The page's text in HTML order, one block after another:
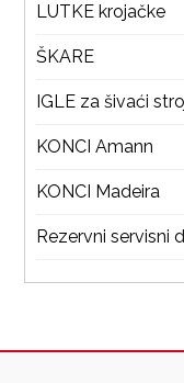
LUTKE krojačke
ŠKARE
IGLE za šivaći
KONCI Amann
KONCI Madeira
Rezervni servisni